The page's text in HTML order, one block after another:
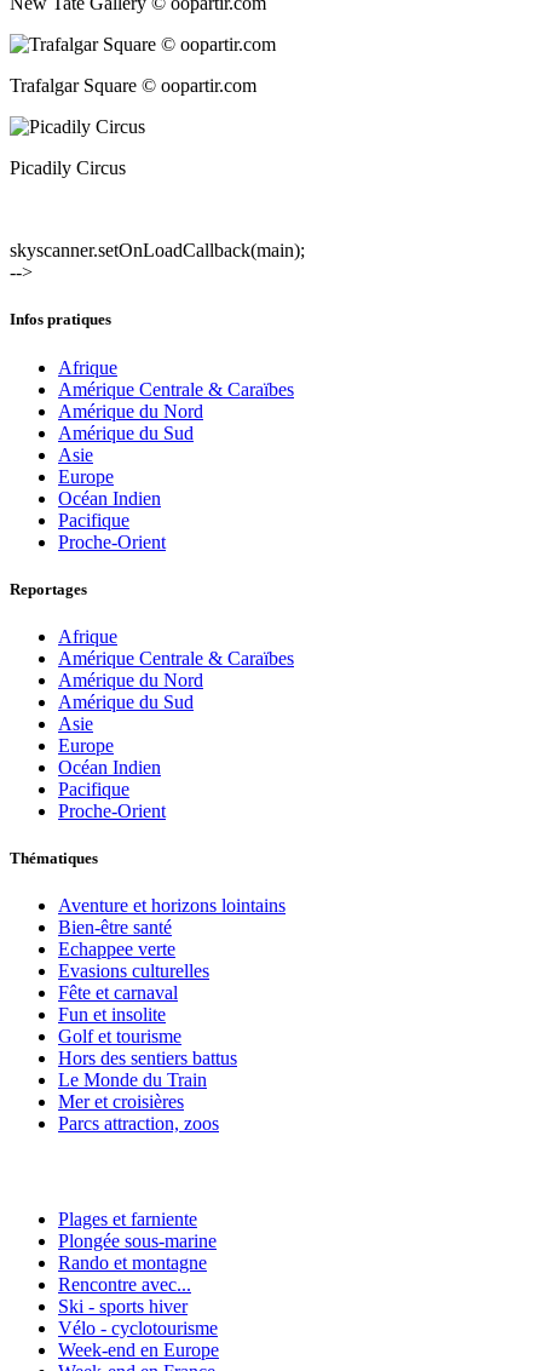
Trafalgar Square © oopartir.com
Picadily Circus
skyscanner.setOnLoadCallback(main);
-->
Infos pratiques
Afrique
Amérique Centrale & Caraïbes
Amérique du Nord
Amérique du Sud
Asie
Europe
Océan Indien
Pacifique
Proche-Orient
Reportages
Afrique
Amérique Centrale & Caraïbes
Amérique du Nord
Amérique du Sud
Asie
Europe
Océan Indien
Pacifique
Proche-Orient
Thématiques
Aventure et horizons lointains
Bien-être santé
Echappee verte
Evasions culturelles
Fête et carnaval
Fun et insolite
Golf et tourisme
Hors des sentiers battus
Le Monde du Train
Mer et croisières
Parcs attraction, zoos
Plages et farniente
Plongée sous-marine
Rando et montagne
Rencontre avec...
Ski - sports hiver
Vélo - cyclotourisme
Week-end en Europe